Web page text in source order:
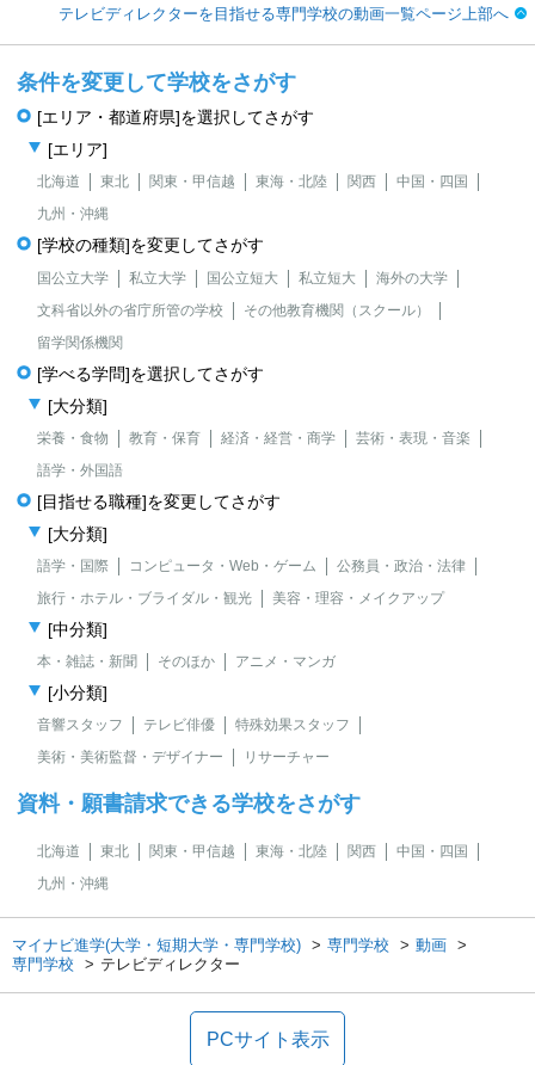
テレビディレクターを目指せる専門学校の動画一覧ページ上部へ
条件を変更して学校をさがす
[エリア・都道府県]を選択してさがす
[エリア]
北海道 東北 関東・甲信越 東海・北陸 関西
中国・四国
九州・沖縄
[学校の種類]を変更してさがす
国公立大学 私立大学 国公立短大 私立短大
海外の大学
文科省以外の省庁所管の学校
その他教育機関（スクール）
留学関係機関
[学べる学問]を選択してさがす
[大分類]
栄養・食物 教育・保育 経済・経営・商学
芸術・表現・音楽
語学・外国語
[目指せる職種]を変更してさがす
[大分類]
語学・国際 コンピュータ・Web・ゲーム
公務員・政治・法律
旅行・ホテル・ブライダル・観光
美容・理容・メイクアップ
[中分類]
本・雑誌・新聞 そのほか アニメ・マンガ
[小分類]
音響スタッフ テレビ俳優
特殊効果スタッフ
美術・美術監督・デザイナー
リサーチャー
資料・願書請求できる学校をさがす
北海道 東北 関東・甲信越 東海・北陸 関西
中国・四国
九州・沖縄
マイナビ進学(大学・短期大学・専門学校) 専門学校
動画
専門学校
テレビディレクター
PCサイト表示